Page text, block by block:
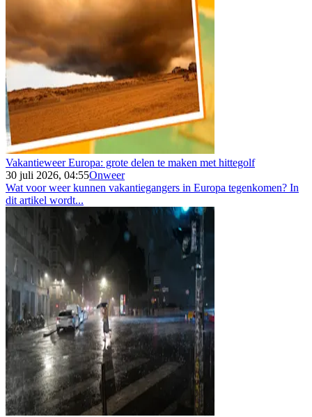
Vakantieweer Europa: grote delen te maken met hittegolf
30 juli 2026, 04:55Onweer
Wat voor weer kunnen vakantiegangers in Europa tegenkomen? In
dit artikel wordt...